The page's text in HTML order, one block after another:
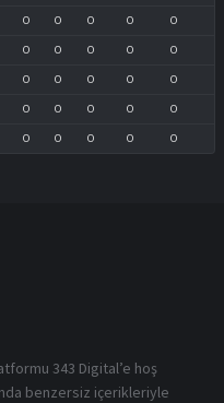
0 0 0 0 0
0 0 0 0 0
0 0 0 0 0
0 0 0 0 0
0 0 0 0 0
343 Digital’e hoş
benzersiz içerikleriyle